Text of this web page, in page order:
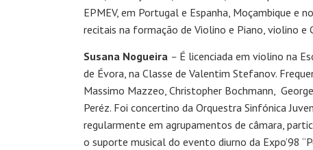
EPMEV, em Portugal e Espanha, Moçambique e
recitais na formação de Violino e Piano, violino e
Susana Nogueira – É licenciada em violino na
de Évora, na Classe de Valentim Stefanov.
Massimo Mazzeo, Christopher Bochmann,
Peréz. Foi concertino da Orquestra Sinfónica
regularmente em agrupamentos de câmara,
o suporte musical do evento diurno da Expo’98